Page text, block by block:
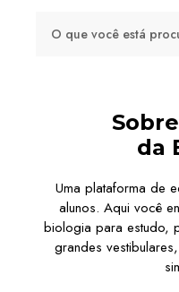
da
Uma plataforma de
alunos. Aqui você
biologia para estudo,
grandes